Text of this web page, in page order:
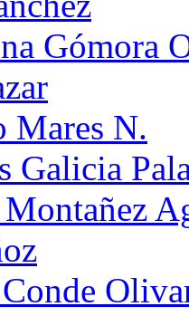
Gómora
Mares N.
Galicia